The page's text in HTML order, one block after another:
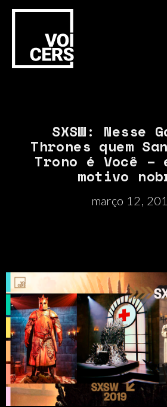
SXSW: Nesse
Thrones quem
Trono é Você –
motivo
março 12,